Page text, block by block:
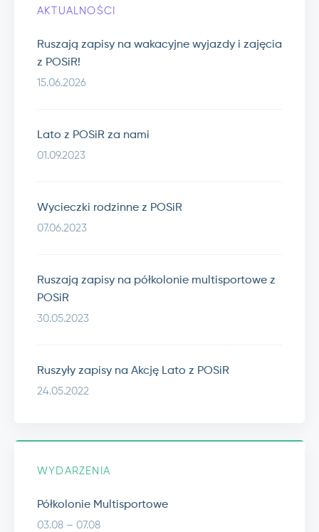
AKTUALNOŚCI
Ruszają zapisy na wakacyjne wyjazdy i zajęcia
z POSiR!
15.06.2026
Lato z POSiR za nami
01.09.2023
Wycieczki rodzinne z POSiR
07.06.2023
Ruszają zapisy na półkolonie multisportowe z
POSiR
30.05.2023
Ruszyły zapisy na Akcję Lato z POSiR
24.05.2022
WYDARZENIA
Półkolonie Multisportowe
03.08 – 07.08